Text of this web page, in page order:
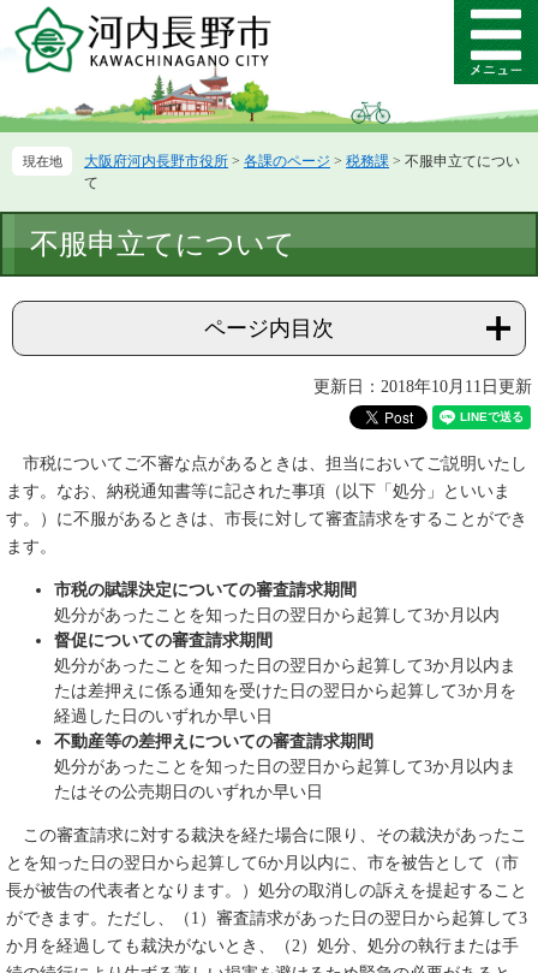
ー
先
ニ
を
て
メ
ニ
ー
大阪府河内長野市役所 > 各課のページ > 税務課 > 不服申立てについ
て
文
不服申立てについて
ページ内目次
更新日：2018年10月11日更新
市税についてご不審な点があるときは、担当においてご説明いたし
ます。なお、納税通知書等に記された事項（以下「処分」といいま
す。）に不服があるときは、市長に対して審査請求をすることができ
ます。
市税の賦課決定についての審査請求期間
処分があったことを知った日の翌日から起算して3か月以内
督促についての審査請求期間
処分があったことを知った日の翌日から起算して3か月以内ま
たは差押えに係る通知を受けた日の翌日から起算して3か月を
経過した日のいずれか早い日
不動産等の差押えについての審査請求期間
処分があったことを知った日の翌日から起算して3か月以内ま
たはその公売期日のいずれか早い日
この審査請求に対する裁決を経た場合に限り、その裁決があったこ
とを知った日の翌日から起算して6か月以内に、市を被告として（市
長が被告の代表者となります。）処分の取消しの訴えを提起すること
ができます。ただし、（1）審査請求があった日の翌日から起算して3
か月を経過しても裁決がないとき、（2）処分、処分の執行または手